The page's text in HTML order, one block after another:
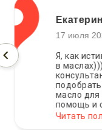
Екатерина
17 июля
Я, как
в
подобрать
масло для
помощь и
Читать